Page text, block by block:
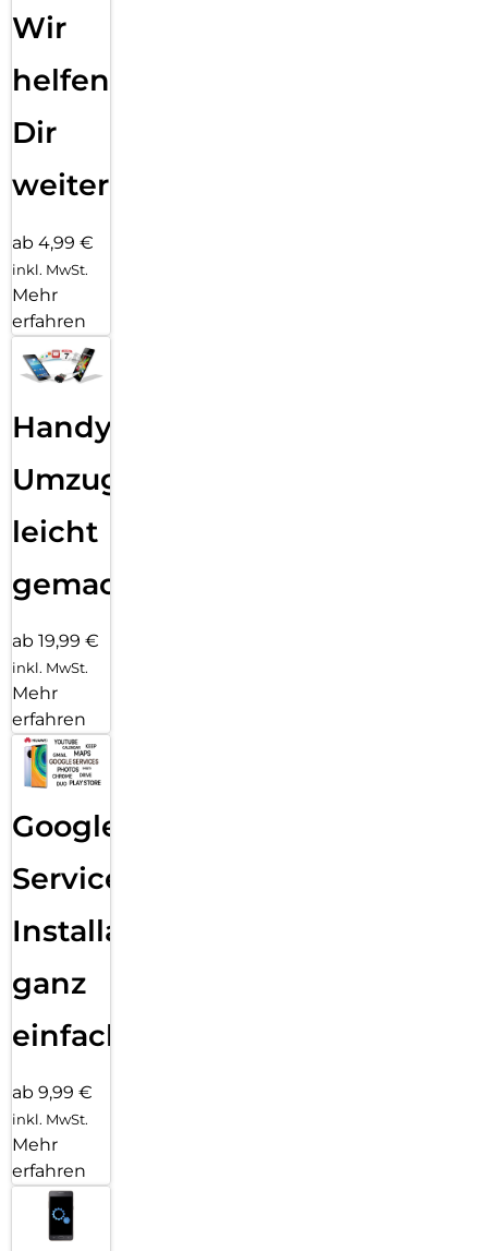
Wir
helfen
Dir
weiter
ab 4,99 €
inkl. MwSt.
Mehr
erfahren
Handy
Umzug
leicht
gemacht!
ab 19,99 €
inkl. MwSt.
Mehr
erfahren
Google
Services
Installation
ganz
einfach
ab 9,99 €
inkl. MwSt.
Mehr
erfahren